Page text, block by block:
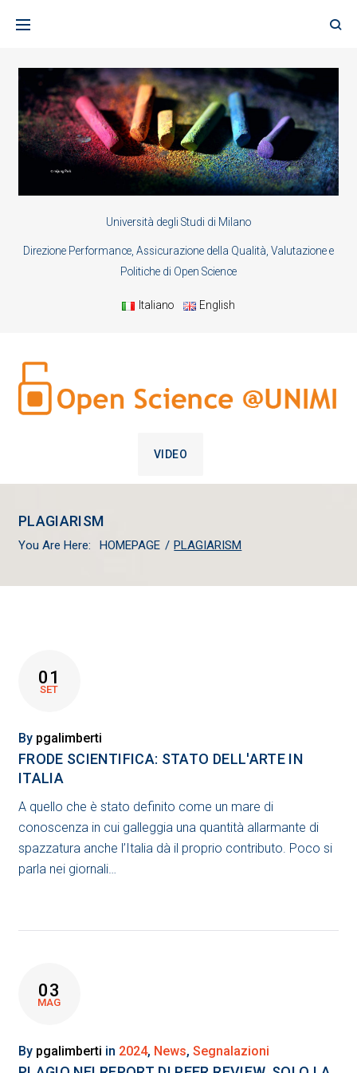
Università degli Studi di Milano
Direzione Performance, Assicurazione della Qualità, Valutazione e
Politiche di Open Science
Italiano English
VIDEO
PLAGIARISM
You Are Here: HOMEPAGE / PLAGIARISM
PLAGIARISM
01
SET
By pgalimberti
FRODE SCIENTIFICA: STATO DELL'ARTE IN
ITALIA
A quello che è stato definito come un mare di
conoscenza in cui galleggia una quantità allarmante di
spazzatura anche l’Italia dà il proprio contributo. Poco si
parla nei giornali…
03
MAG
By pgalimberti in 2024, News, Segnalazioni